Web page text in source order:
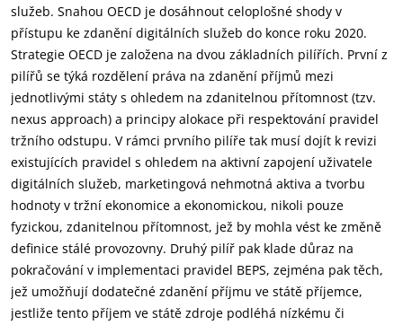
služeb. Snahou OECD je dosáhnout celoplošné shody v
přístupu ke zdanění digitálních služeb do konce roku 2020.
Strategie OECD je založena na dvou základních pilířích. První z
pilířů se týká rozdělení práva na zdanění příjmů mezi
jednotlivými státy s ohledem na zdanitelnou přítomnost (tzv.
nexus approach) a principy alokace při respektování pravidel
tržního odstupu. V rámci prvního pilíře tak musí dojít k revizi
existujících pravidel s ohledem na aktivní zapojení uživatele
digitálních služeb, marketingová nehmotná aktiva a tvorbu
hodnoty v tržní ekonomice a ekonomickou, nikoli pouze
fyzickou, zdanitelnou přítomnost, jež by mohla vést ke změně
definice stálé provozovny. Druhý pilíř pak klade důraz na
pokračování v implementaci pravidel BEPS, zejména pak těch,
jež umožňují dodatečné zdanění příjmu ve státě příjemce,
jestliže tento příjem ve státě zdroje podléhá nízkému či